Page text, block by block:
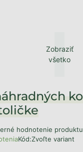
Zobraziť
všetko
hodnotenie
Kód:Zvoľte variant